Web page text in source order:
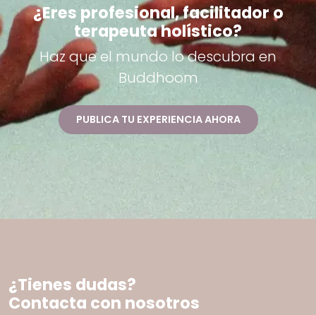
¿Eres profesional, facilitador o
terapeuta holístico?
Haz que el mundo lo descubra en
Buddhoom
PUBLICA TU EXPERIENCIA AHORA
¿Tienes dudas?
Contacta con nosotros